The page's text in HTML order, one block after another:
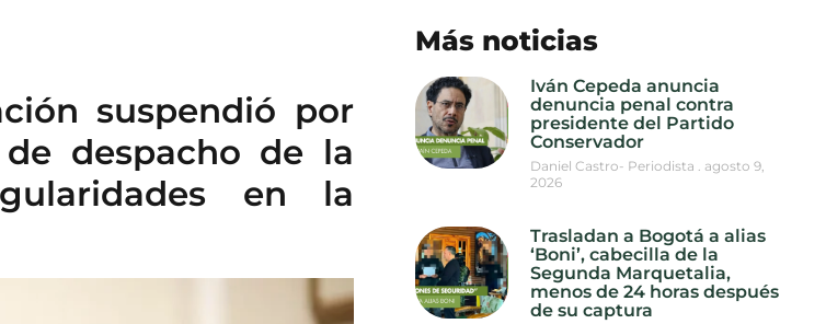
suspendió por
despacho de la
en la
Más noticias
Iván Cepeda anuncia
denuncia penal contra
presidente del Partido
Conservador
Daniel Castro- Periodista
agosto 9,
2026
Trasladan a Bogotá a alias
‘Boni’, cabecilla de la
Segunda Marquetalia,
menos de 24 horas después
de su captura